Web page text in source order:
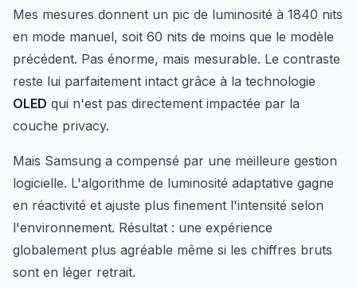
Mes mesures donnent un pic de luminosité à 1840 nits
en mode manuel, soit 60 nits de moins que le modèle
précédent. Pas énorme, mais mesurable. Le contraste
reste lui parfaitement intact grâce à la technologie
OLED qui n'est pas directement impactée par la
couche privacy.
Mais Samsung a compensé par une meilleure gestion
logicielle. L'algorithme de luminosité adaptative gagne
en réactivité et ajuste plus finement l'intensité selon
l'environnement. Résultat : une expérience
globalement plus agréable même si les chiffres bruts
sont en léger retrait.